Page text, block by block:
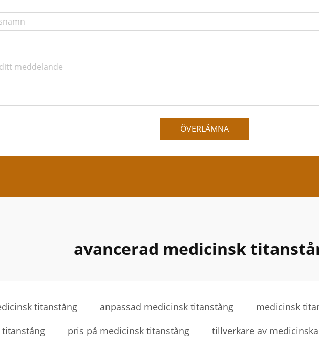
ÖVERLÄMNA
avancerad medicinsk
titanstång anpassad medicinsk titanstång
medicinsk
pris på medicinsk titanstång tillverkare av